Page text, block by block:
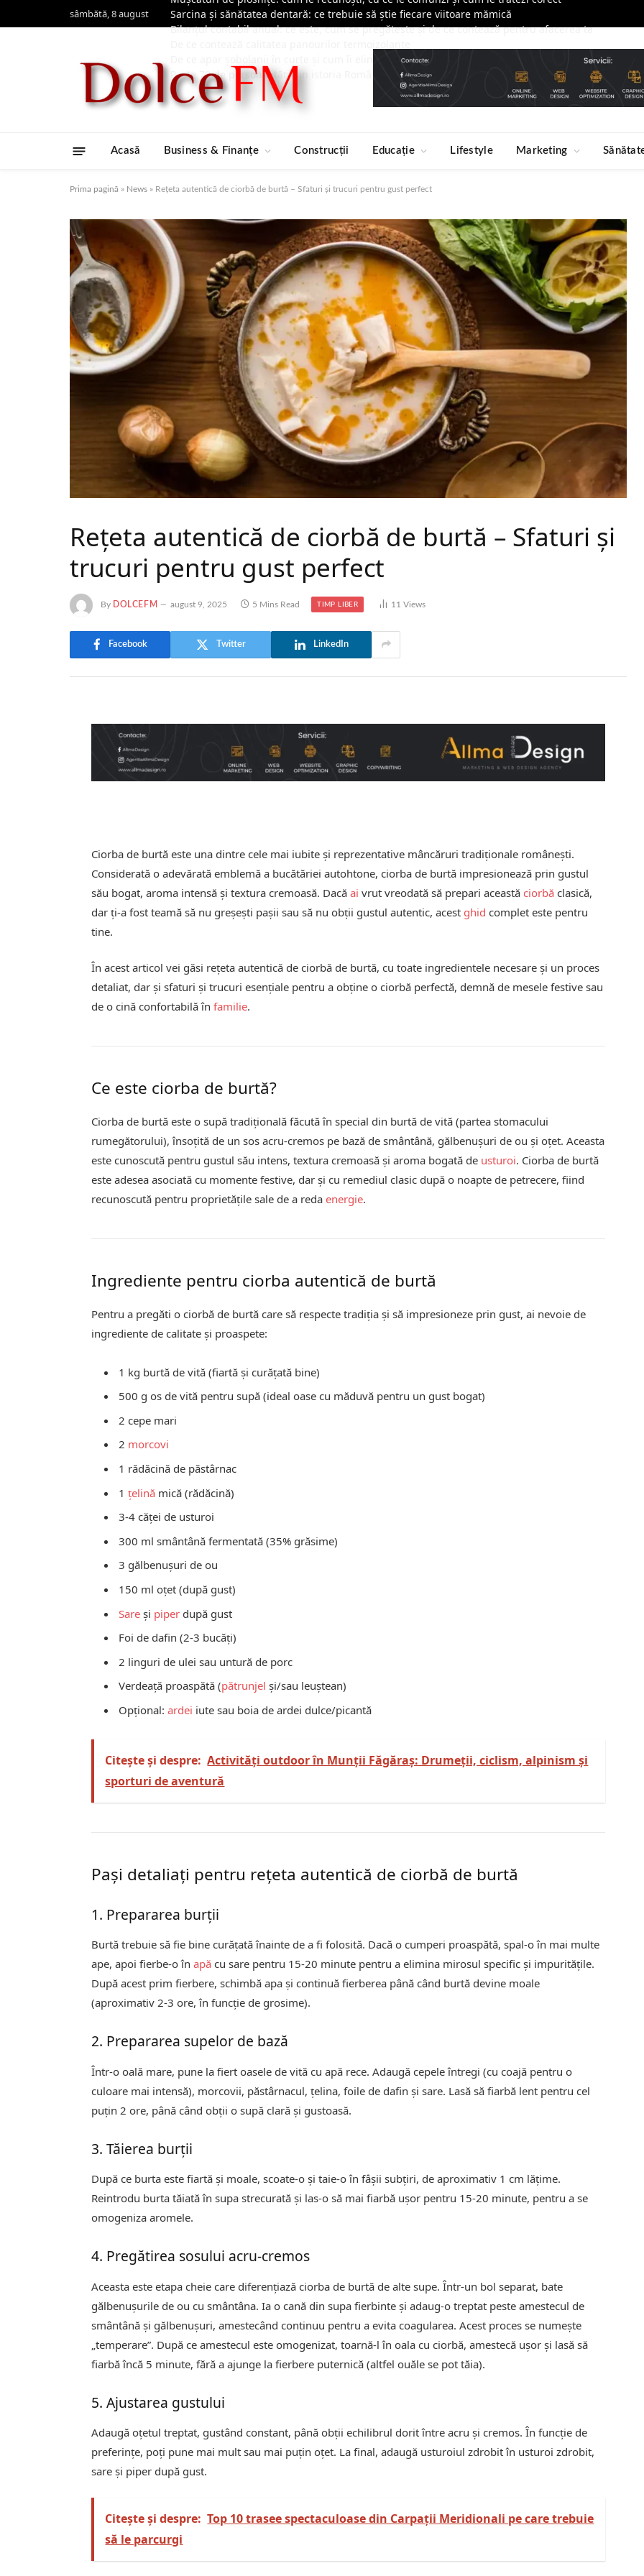
sâmbătă, 8 august
Sarcina și sănătatea dentară: ce trebuie să știe fiecare viitoare mămică
Bilanțul contabil anual: ce este, cum se pregătește și de ce contează pentru afacerea ta
De ce apar șobolanii în curte și cum îi elimini definitiv – Ghid complet pentru o proprietate fără
Peste 70 de personalități din istoria României, reunite într-un videoclip hip-hop, lansat de Ziua
Acasă Business & Finanțe Construcții Educație Lifestyle Marketing
Prima pagină » News » Rețeta autentică de ciorbă de burtă – Sfaturi și trucuri pentru gust perfect
Rețeta autentică de ciorbă de burtă – Sfaturi și
trucuri pentru gust perfect
By DOLCEFM august 9, 2025 5 Mins Read TIMP LIBER 11Views
Facebook Twitter LinkedIn
Ciorba de burtă este una dintre cele mai iubite și reprezentative mâncăruri tradiționale românești.
Considerată o adevărată emblemă a bucătăriei autohtone, ciorba de burtă impresionează prin gustul
său bogat, aroma intensă și textura cremoasă. Dacăai vrut vreodată să prepari această ciorbă clasică,
dar ți-a fost teamă să nu greșești pașii sau să nu obții gustul autentic, acest ghid complet este pentru
tine.
În acest articol vei găsi rețeta autentică de ciorbă de burtă, cu toate ingredientele necesare și un proces
detaliat, dar și sfaturi și trucuri esențiale pentru a obține o ciorbă perfectă, demnă de mesele festive sau
de o cină confortabilă înfamilie.
Ce este ciorba de burtă?
Ciorba de burtă este o supă tradițională făcută în special din burtă de vită (partea stomacului
rumegătorului), însoțită de un sos acru-cremos pe bază de smântână, gălbenușuri de ou și oțet. Aceasta
este cunoscută pentru gustul său intens, textura cremoasă și aroma bogată de usturoi. Ciorba de burtă
este adesea asociată cu momente festive, dar și cu remediul clasic după o noapte de petrecere, fiind
recunoscută pentru proprietățile sale de a reda energie.
Ingrediente pentru ciorba autentică de burtă
Pentru a pregăti o ciorbă de burtă care să respecte tradiția și să impresioneze prin gust, ai nevoie de
ingrediente de calitate și proaspete:
1 kg burtă de vită (fiartă și curățată bine)
500 g os de vită pentru supă (ideal oase cu măduvă pentru un gust bogat)
2 cepe mari
2 morcovi
1 rădăcină de păstârnac
1țelină mică (rădăcină)
3-4 căței de usturoi
300 ml smântână fermentată (35% grăsime)
3 gălbenușuri de ou
150 ml oțet (după gust)
Sare și piper după gust
Foi de dafin (2-3 bucăți)
2 linguri de ulei sau untură de porc
Verdeață proaspătă (pătrunjel și/sau leuștean)
Opțional:ardei iute sau boia de ardei dulce/picantă
Citește și despre: Activități outdoor în Munții Făgăraș: Drumeții, ciclism, alpinism și
sporturi de aventură
Pași detaliați pentru rețeta autentică de ciorbă de burtă
1. Prepararea burții
Burtă trebuie să fie bine curățată înainte de a fi folosită. Dacă o cumperi proaspătă, spal-o în mai multe
ape, apoi fierbe-o înapă cu sare pentru 15-20 minute pentru a elimina mirosul specific și impuritățile.
După acest prim fierbere, schimbă apa și continuă fierberea până când burtă devine moale
(aproximativ 2-3 ore, în funcție de grosime).
2. Prepararea supelor de bază
Într-o oală mare, pune la fiert oasele de vită cu apă rece. Adaugă cepele întregi (cu coajă pentru o
culoare mai intensă), morcovii, păstârnacul, țelina, foile de dafin și sare. Lasă să fiarbă lent pentru cel
puțin 2 ore, până când obții o supă clară și gustoasă.
3. Tăierea burții
După ce burta este fiartă și moale, scoate-o și taie-o în fâșii subțiri, de aproximativ 1 cm lățime.
Reintrodu burta tăiată în supa strecurată și las-o să mai fiarbă ușor pentru 15-20 minute, pentru a se
omogeniza aromele.
4. Pregătirea sosului acru-cremos
Aceasta este etapa cheie care diferențiază ciorba de burtă de alte supe. Într-un bol separat, bate
gălbenușurile de ou cu smântâna. Ia o cană din supa fierbinte și adaug-o treptat peste amestecul de
smântână și gălbenușuri, amestecând continuu pentru a evita coagularea. Acest proces se numește
„temperare”. După ce amestecul este omogenizat, toarnă-l în oala cu ciorbă, amestecă ușor și lasă să
fiarbă încă 5 minute, fără a ajunge la fierbere puternică (altfel ouăle se pot tăia).
5. Ajustarea gustului
Adaugă oțetul treptat, gustând constant, până obții echilibrul dorit între acru și cremos. În funcție de
preferințe, poți pune mai mult sau mai puțin oțet. La final, adaugă usturoiul zdrobit în usturoi zdrobit,
sare și piper după gust.
Citește și despre: Top 10 trasee spectaculoase din Carpații Meridionali pe care trebuie
să le parcurgi